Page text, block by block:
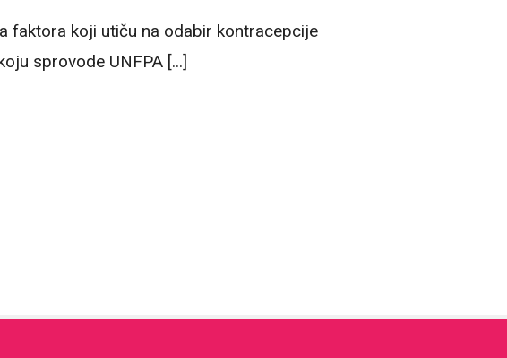
faktora koji utiču na odabir kontracepcije
sprovode UNFPA [...]